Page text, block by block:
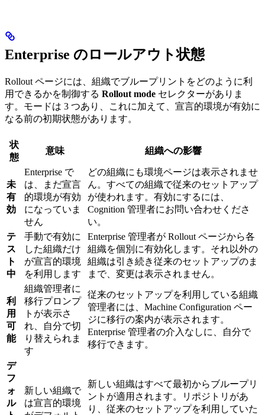
Enterprise のロールアウト状態
Rollout ページには、組織でブループリントをどのように利
用できるかを制御する Rollout mode セレクターがありま
す。モードは 3 つあり、これに加えて、宣言的環境が有効に
なる前の初期状態があります。
状
態
意味 組織への影響
未
有
効
Enterprise で
は、まだ宣言
的環境が有効
になっていま
せん
どの組織にも環境ページは表示されませ
ん。すべての組織で従来のセットアップ
が使われます。有効にするには、
Cognition 管理者にお問い合わせくださ
い。
テ
ス
ト
中
手動で有効に
した組織だけ
が宣言的環境
を利用します
Enterprise 管理者が Rollout ページから各
組織を個別に有効化します。それ以外の
組織は引き続き従来のセットアップのま
まで、変更は表示されません。
利
用
可
能
組織管理者に
移行プロンプ
トが表示さ
れ、自分で切
り替えられま
す
従来のセットアップを利用している組織
管理者には、Machine Configuration ペー
ジに移行の案内が表示されます。
Enterprise 管理者の介入なしに、自分で
移行できます。
デ
フ
ォ
ル
新しい組織で
は宣言的環境
新しい組織はすべて最初からブループリ
ントが適用されます。リポジトリがあ
り、従来のセットアップを利用していた